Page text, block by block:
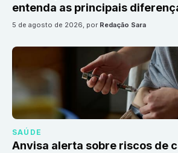
entenda as principais
5 de agosto de 2026, por Redação Sara
SAÚDE
Anvisa alerta sobre riscos de